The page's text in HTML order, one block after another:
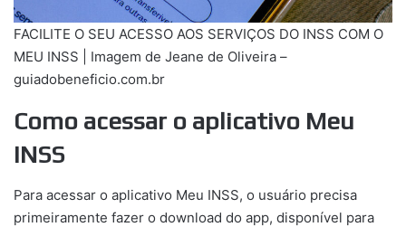
FACILITE O SEU ACESSO AOS SERVIÇOS DO INSS COM O
MEU INSS | Imagem de Jeane de Oliveira –
guiadobeneficio.com.br
Como acessar o aplicativo Meu
INSS
Para acessar o aplicativo Meu INSS, o usuário precisa
primeiramente fazer o download do app, disponível para